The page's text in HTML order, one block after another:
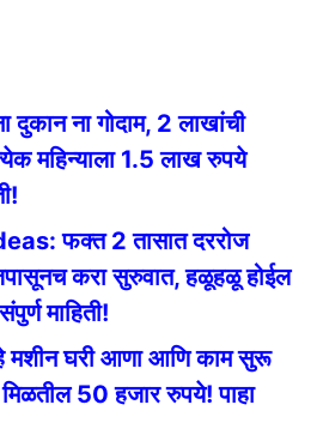
ना गोदाम, 2 लाखांची
महिन्याला 1.5 लाख रुपये
फक्त 2 तासात दररोज
करा सुरुवात, हळूहळू होईल
माहिती!
घरी आणा आणि काम सुरू
मिळतील 50 हजार रुपये! पाहा